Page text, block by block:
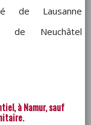
de Lausanne
Neuchâtel
à Namur, sauf